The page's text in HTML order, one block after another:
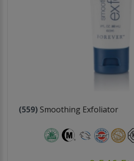
(559) Smoothing Exfoliator